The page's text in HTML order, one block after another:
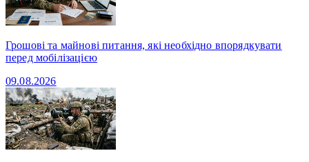
Грошові та майнові питання, які необхідно впорядкувати
перед мобілізацією
09.08.2026